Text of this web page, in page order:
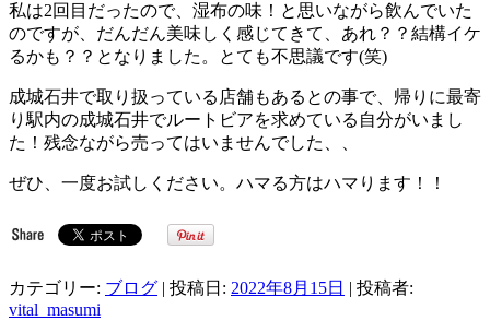
私は2回目だったので、湿布の味！と思いながら飲んでいた
のですが、だんだん美味しく感じてきて、あれ？？結構イケ
るかも？？となりました。とても不思議です(笑)
成城石井で取り扱っている店舗もあるとの事で、帰りに最寄
り駅内の成城石井でルートビアを求めている自分がいまし
た！残念ながら売ってはいませんでした、、
ぜひ、一度お試しください。ハマる方はハマります！！
カテゴリー: ブログ | 投稿日: 2022年8月15日 | 投稿者:
vital_masumi